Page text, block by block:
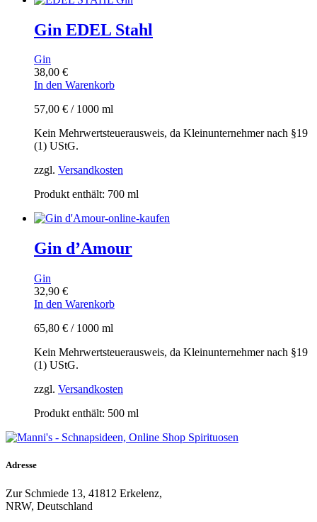
Gin EDEL Stahl
Gin
38,00 €
In den Warenkorb
57,00 € / 1000 ml
Kein Mehrwertsteuerausweis, da Kleinunternehmer nach §19
(1) UStG.
zzgl. Versandkosten
Produkt enthält: 700 ml
Gin d’Amour
Gin
32,90 €
In den Warenkorb
65,80 € / 1000 ml
Kein Mehrwertsteuerausweis, da Kleinunternehmer nach §19
(1) UStG.
zzgl. Versandkosten
Produkt enthält: 500 ml
Adresse
Zur Schmiede 13, 41812 Erkelenz,
NRW, Deutschland